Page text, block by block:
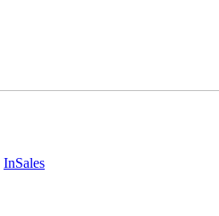
InSales